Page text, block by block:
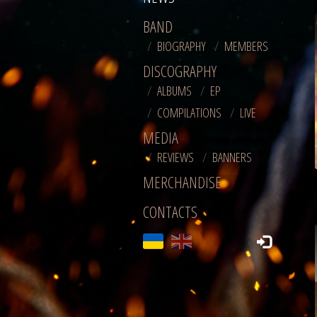
BAND
BIOGRAPHY MEMBERS
DISCOGRAPHY
ALBUMS
EP
COMPILATIONS
LIVE
MEDIA
REVIEWS BANNERS
MERCHANDISE
CONTACTS